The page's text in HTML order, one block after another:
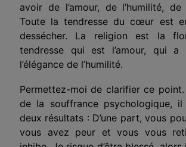
avoir de l’amour, de l’humilité,
Toute la tendresse du cœur est
dessécher. La religion est la
tendresse qui est l’amour, qui
l’élégance de l’humilité.
Permettez-moi de clarifier ce point.
de la souffrance psychologique,
deux résultats : D’une part, vous
vous avez peur et vous vous